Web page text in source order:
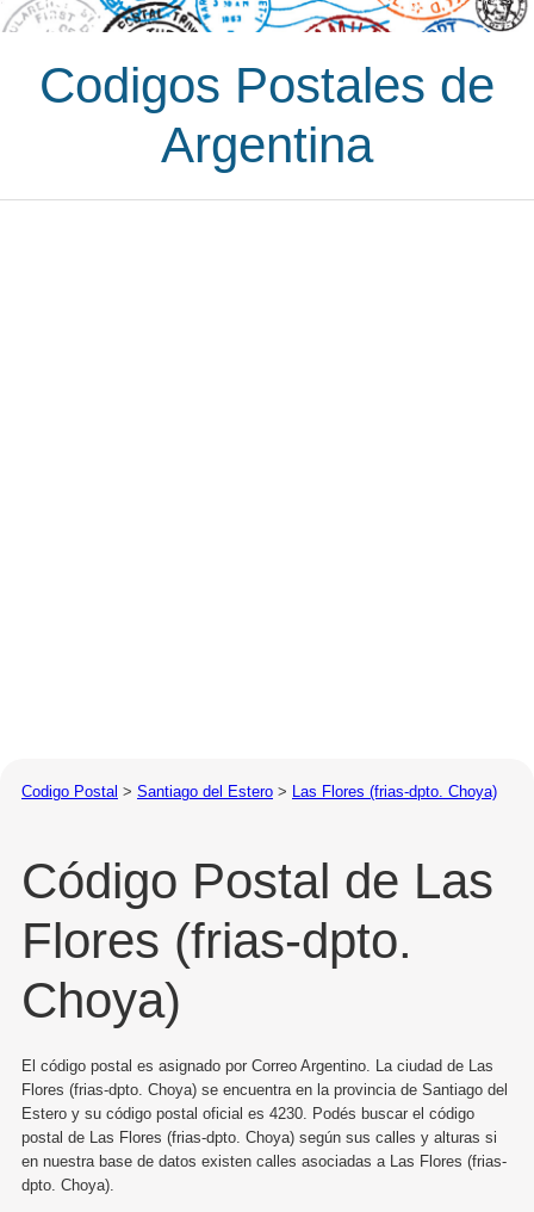
Codigos Postales de
Argentina
Codigo Postal > Santiago del Estero > Las Flores (frias-dpto. Choya)
Código Postal de Las
Flores (frias-dpto.
Choya)
El código postal es asignado por Correo Argentino. La ciudad de Las
Flores (frias-dpto. Choya) se encuentra en la provincia de Santiago del
Estero y su código postal oficial es 4230. Podés buscar el código
postal de Las Flores (frias-dpto. Choya) según sus calles y alturas si
en nuestra base de datos existen calles asociadas a Las Flores (frias-
dpto. Choya).